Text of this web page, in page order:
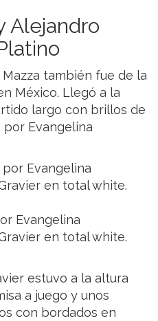
Alejandro
también fue de la
México. Llegó a la
largo con brillos de
Evangelina
Evangelina
en total white.
estuvo a la altura
a juego y unos
con bordados en